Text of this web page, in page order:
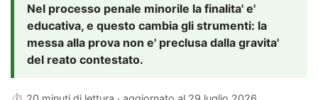
Nel processo penale minorile la finalita' e'
educativa, e questo cambia gli strumenti: la
messa alla prova non e' preclusa dalla gravita'
del reato contestato.